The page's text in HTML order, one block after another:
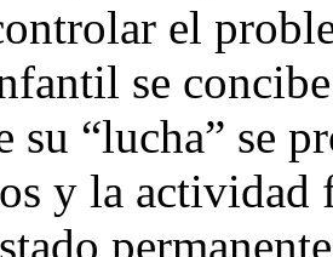
el
se
su “lucha” se
y la actividad